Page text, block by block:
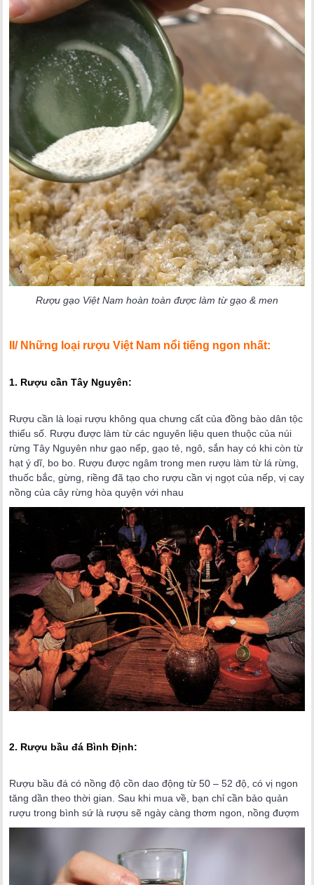
Rượu gạo Việt Nam hoàn toàn được làm từ gạo & men
II/ Những loại rượu Việt Nam nổi tiếng ngon nhất:
1. Rượu cần Tây Nguyên:
Rượu cần là loại rượu không qua chưng cất của đồng bào dân tộc
thiểu số. Rượu được làm từ các nguyên liệu quen thuộc của núi
rừng Tây Nguyên như gạo nếp, gạo tẻ, ngô, sắn hay có khi còn từ
hạt ý dĩ, bo bo. Rượu được ngâm trong men rượu làm từ lá rừng,
thuốc bắc, gừng, riềng đã tạo cho rượu cần vị ngọt của nếp, vị cay
nồng của cây rừng hòa quyện với nhau
2. Rượu bầu đá Bình Định:
Rượu bầu đá có nồng độ cồn dao động từ 50 – 52 độ, có vị ngon
tăng dần theo thời gian. Sau khi mua về, bạn chỉ cần bảo quản
rượu trong bình sứ là rượu sẽ ngày càng thơm ngon, nồng đượm